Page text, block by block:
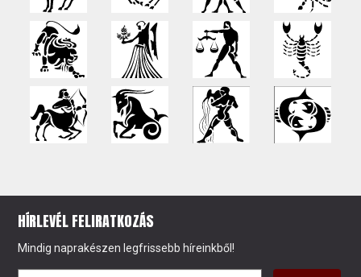
HÍRLEVÉL FELIRATKOZÁS
Mindig naprakészen legfrissebb híreinkből!